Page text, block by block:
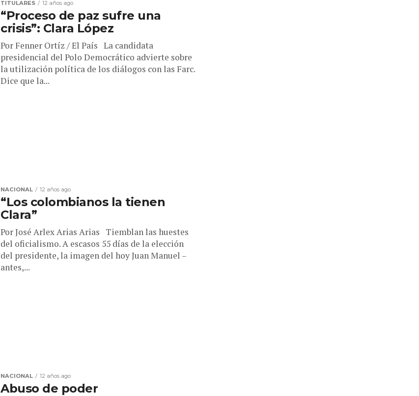
TITULARES 12 años ago
“Proceso de paz sufre una
crisis”: Clara López
Por Fenner Ortíz / El País La candidata
presidencial del Polo Democrático advierte sobre
la utilización política de los diálogos con las Farc.
Dice que la...
NACIONAL 12 años ago
“Los colombianos la tienen
Clara”
Por José Arlex Arias Arias Tiemblan las huestes
del oficialismo. A escasos 55 días de la elección
del presidente, la imagen del hoy Juan Manuel –
antes,...
NACIONAL 12 años ago
Abuso de poder